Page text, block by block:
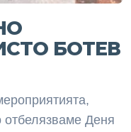
БОТЕВ
отбелязваме Деня